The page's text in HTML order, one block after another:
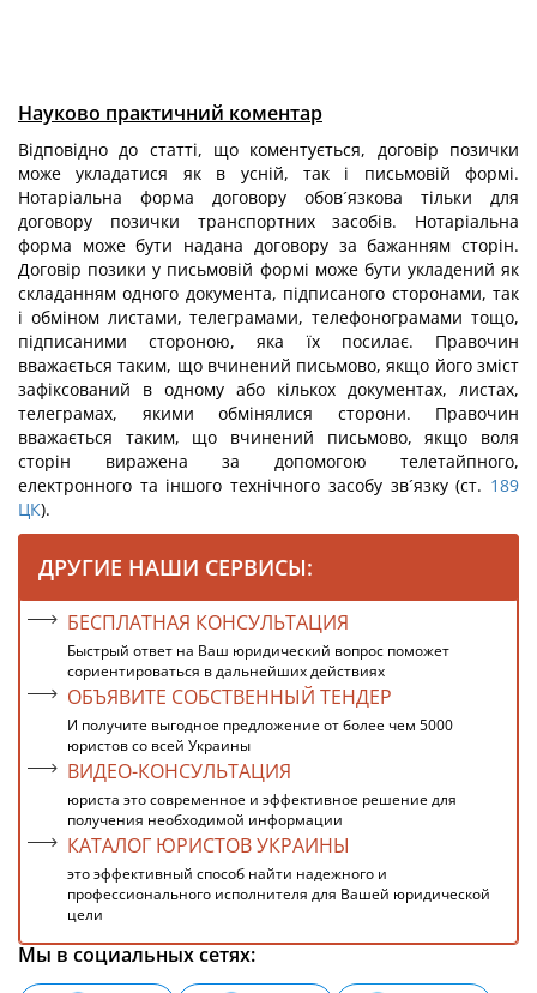
Науково практичний коментар
Відповідно до статті, що коментується, договір позички
може укладатися як в усній, так і письмовій формі.
Нотаріальна форма договору обов´язкова тільки для
договору позички транспортних засобів. Нотаріальна
форма може бути надана договору за бажанням сторін.
Договір позики у письмовій формі може бути укладений як
складанням одного документа, підписаного сторонами, так
і обміном листами, телеграмами, телефонограмами тощо,
підписаними стороною, яка їх посилає. Правочин
вважається таким, що вчинений письмово, якщо його зміст
зафіксований в одному або кількох документах, листах,
телеграмах, якими обмінялися сторони. Правочин
вважається таким, що вчинений письмово, якщо воля
сторін виражена за допомогою телетайпного,
електронного та іншого технічного засобу зв´язку (ст. 189
ЦК).
ДРУГИЕ НАШИ СЕРВИСЫ:
БЕСПЛАТНАЯ КОНСУЛЬТАЦИЯ
Быстрый ответ на Ваш юридический вопрос поможет
сориентироваться в дальнейших действиях
ОБЪЯВИТЕ СОБСТВЕННЫЙ ТЕНДЕР
И получите выгодное предложение от более чем 5000
юристов со всей Украины
ВИДЕО-КОНСУЛЬТАЦИЯ
юриста это современное и эффективное решение для
получения необходимой информации
КАТАЛОГ ЮРИСТОВ УКРАИНЫ
это эффективный способ найти надежного и
профессионального исполнителя для Вашей юридической
цели
Мы в социальных сетях: